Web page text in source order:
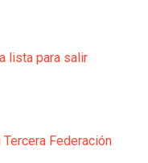
lista para salir
Federación